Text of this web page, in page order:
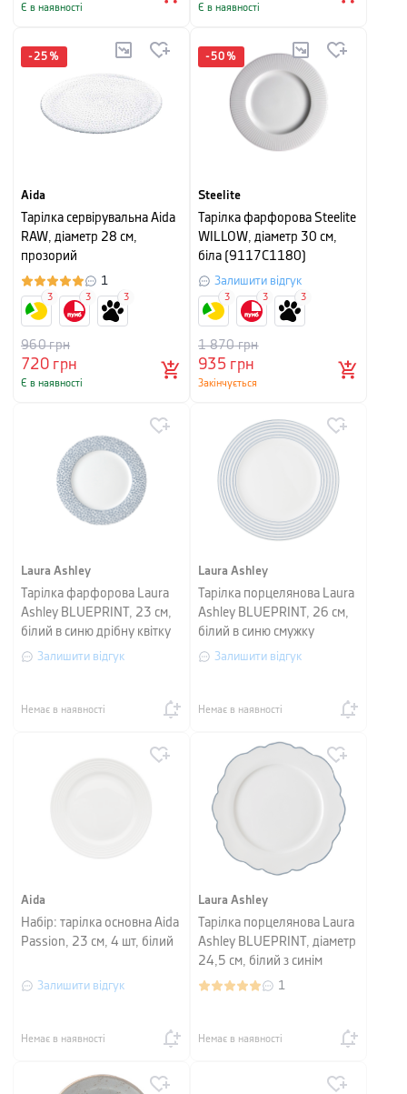
Є в наявності Є в наявності
-25 %
Aida
Тарілка сервірувальна Aida
RAW, діаметр 28 см,
прозорий
1
720грн
960грн
Є в наявності
3 3 3
-50 %
Steelite
Тарілка фарфорова Steelite
WILLOW, діаметр 30 см,
біла (9117C1180)
Залишити відгук
935грн
1 870грн
Закінчується
3 3 3
Laura Ashley
Тарілка фарфорова Laura
Ashley BLUEPRINT, 23 см,
білий в синю дрібну квітку
Залишити відгук
Немає в наявності
Laura Ashley
Тарілка порцелянова Laura
Ashley BLUEPRINT, 26 см,
білий в синю смужку
Залишити відгук
Немає в наявності
Aida
Набір: тарілка основна Aida
Passion, 23 см, 4 шт, білий
Залишити відгук
Немає в наявності
Laura Ashley
Тарілка порцелянова Laura
Ashley BLUEPRINT, діаметр
24,5 см, білий з синім
1
Немає в наявності